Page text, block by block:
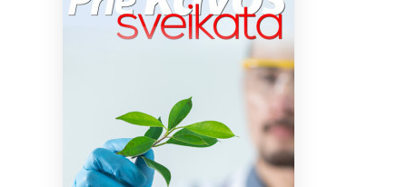
Bibliotekoms
+370 667 80 541
info@elvislab.lt